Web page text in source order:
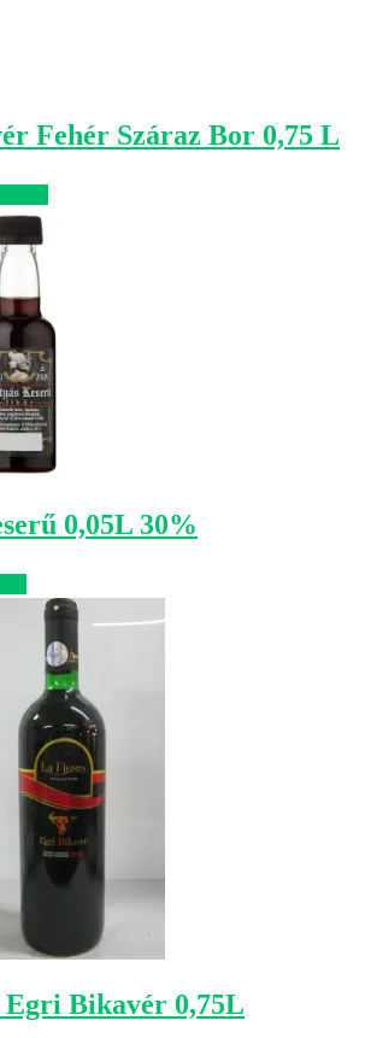
Fehér Száraz Bor 0,75 L
0,05L 30%
Egri Bikavér 0,75L